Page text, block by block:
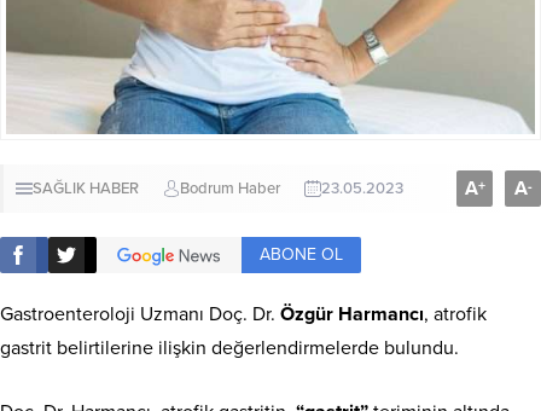
SAĞLIK HABER Bodrum Haber 23.05.2023 A+ A-
ABONE OL
Gastroenteroloji Uzmanı Doç. Dr. Özgür Harmancı, atrofik
gastrit belirtilerine ilişkin değerlendirmelerde bulundu.